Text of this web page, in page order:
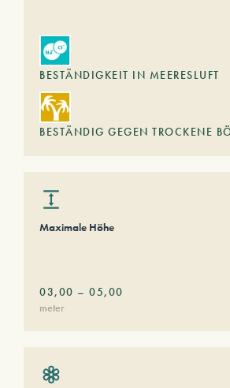
BESTÄNDIGKEIT IN MEERESLUFT
BESTÄNDIG GEGEN TROCKENE
Maximale Höhe
03,00 – 05,00
meter